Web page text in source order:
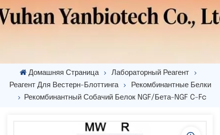
Домашняя Страница
Лабораторный Реагент
Реагент Для Вестерн-Блоттинга
Рекомбинантные Белки
Рекомбинантный Собачий Белок NGF/бета-NGF C-Fc